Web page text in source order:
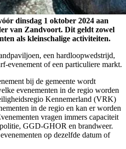
dinsdag 1 oktober 2024 aan
van Zandvoort. Dit geldt zowel
als kleinschalige activiteiten.
een hardloopwedstrijd,
evenement of een particuliere markt.
bij de gemeente wordt
evenementen in de regio worden
Kennemerland (VRK)
in de regio en kan er worden
vragen immers capaciteit
GGD-GHOR en brandweer.
op dezelfde datum of